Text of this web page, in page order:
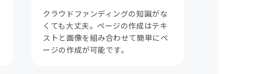
クラウドファンディングの知識がな
くても大丈夫。ページの作成はテキ
ストと画像を組み合わせて簡単にペ
ージの作成が可能です。